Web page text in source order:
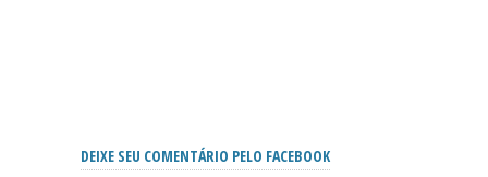
DEIXE SEU COMENTÁRIO PELO FACEBOOK